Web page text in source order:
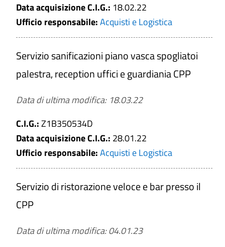
Data acquisizione C.I.G.: 18.02.22
Ufficio responsabile:Acquisti e Logistica
Servizio sanificazioni piano vasca spogliatoi
palestra, reception uffici e guardiania CPP
Data di ultima modifica: 18.03.22
C.I.G.:Z1B350534D
Data acquisizione C.I.G.: 28.01.22
Ufficio responsabile:Acquisti e Logistica
Servizio di ristorazione veloce e bar presso il
CPP
Data di ultima modifica: 04.01.23